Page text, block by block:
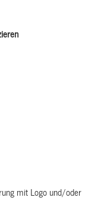
mit Logo und/oder